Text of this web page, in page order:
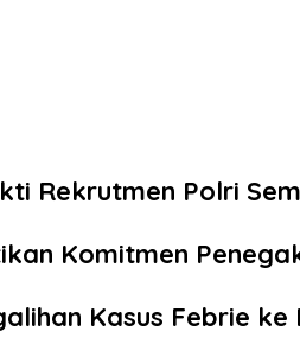
Rekrutmen Polri
Komitmen
Kasus Febrie ke